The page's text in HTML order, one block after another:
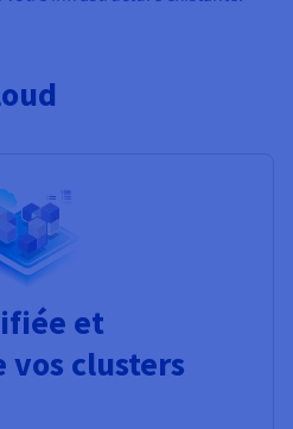
et
vos clusters